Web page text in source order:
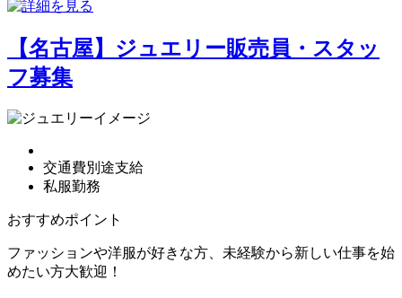
【名古屋】ジュエリー販売員・スタッ
フ募集
交通費別途支給
私服勤務
おすすめポイント
ファッションや洋服が好きな方、未経験から新しい仕事を始
めたい方大歓迎！